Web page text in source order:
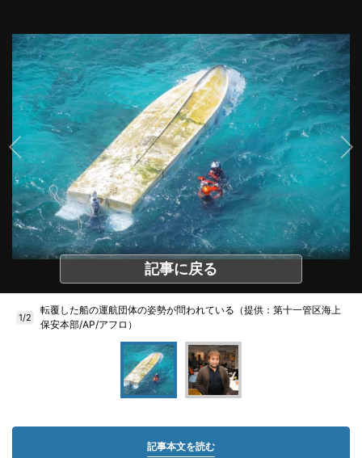
記事に戻る
1/2
転覆した船の運航団体の姿勢が問われている（提供：第十一管区海上
保安本部/AP/アフロ）
記事本文を読む